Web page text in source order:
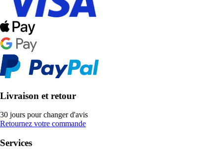
Livraison et retour
30 jours pour changer d'avis
Retournez votre commande
Services